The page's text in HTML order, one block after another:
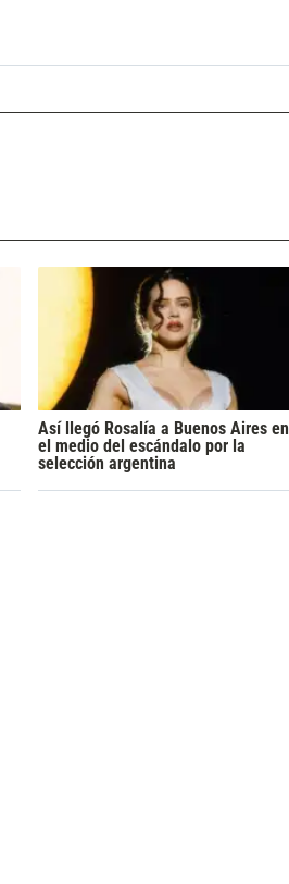
Así llegó Rosalía a Buenos Aires en
el medio del escándalo por la
selección argentina